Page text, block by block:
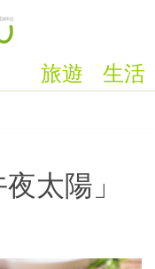
生活
旅遊
太陽」